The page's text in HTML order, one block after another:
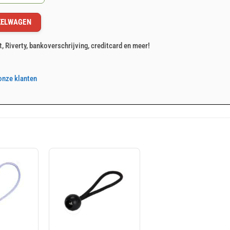
aantal
Riverty, bankoverschrijving, creditcard en meer!
klanten